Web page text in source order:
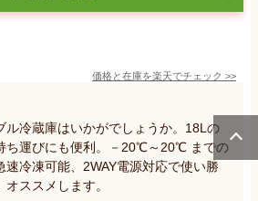
価格と在庫を楽天でチェック >>
ル冷蔵庫はいかがでしょうか。18Lの
ち運びにも便利。－20℃～20℃ までの
速冷凍可能、2WAY電源対応で使い勝
ススメします。